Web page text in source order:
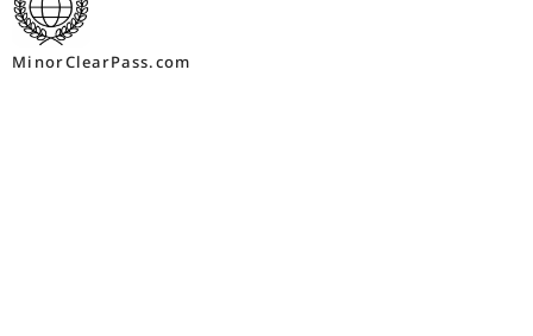
MinorClearPass.com